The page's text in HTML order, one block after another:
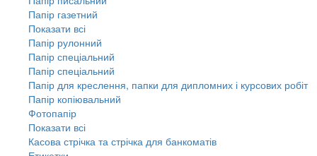
Папір газетний
Показати всі
Папір рулонний
Папір спеціальний
Папір спеціальний
Папір для креслення, папки для дипломних і курсових робіт
Папір копіювальний
Фотопапір
Показати всі
Касова стрічка та стрічка для банкоматів